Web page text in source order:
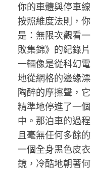
你的車體與停車
按照維度法則，
是：無限次觀看
敗集錦》的紀錄
一輛像是從科幻
地從網格的邊緣
陶醉的摩擦聲，
精準地停進了一
中。那泊車的過
且毫無任何多餘
一個全身黑色皮
鏡，冷酷地朝著